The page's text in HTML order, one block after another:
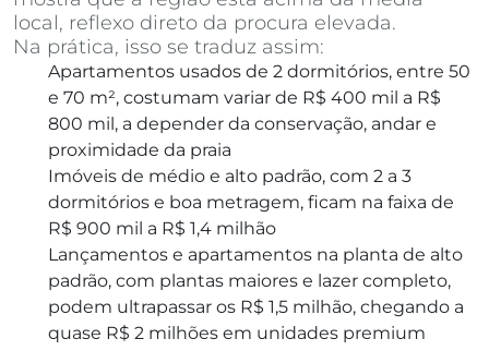
local, reflexo direto da procura elevada.
Na prática, isso se traduz assim:
Apartamentos usados de 2 dormitórios, entre 50
e 70 m², costumam variar de R$ 400 mil a R$
800 mil, a depender da conservação, andar e
proximidade da praia
Imóveis de médio e alto padrão, com 2 a 3
dormitórios e boa metragem, ficam na faixa de
R$ 900 mil a R$ 1,4 milhão
Lançamentos e apartamentos na planta de alto
padrão, com plantas maiores e lazer completo,
podem ultrapassar os R$ 1,5 milhão, chegando a
quase R$ 2 milhões em unidades premium